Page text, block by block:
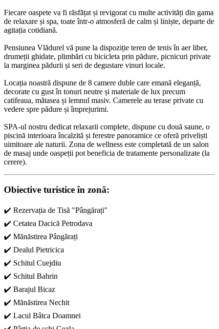
Fiecare oaspete va fi răsfățat și revigorat cu multe activități din gama
de relaxare și spa, toate într-o atmosferă de calm și liniște, departe de
agitația cotidiană.
Pensiunea Vlădurel vă pune la dispoziție teren de tenis în aer liber,
drumeții ghidate, plimbări cu bicicleta prin pădure, picnicuri private
la marginea pădurii și seri de degustare vinuri locale.
Locația noastră dispune de 8 camere duble care emană eleganță,
decorate cu gust în tonuri neutre și materiale de lux precum
catifeaua, mătasea și lemnul masiv. Camerele au terase private cu
vedere spre pădure și împrejurimi.
SPA-ul nostru dedicat relaxarii complete, dispune cu două saune, o
piscină interioara încalzită și ferestre panoramice ce oferă priveliști
uimitoare ale naturii. Zona de wellness este completată de un salon
de masaj unde oaspeții pot beneficia de tratamente personalizate (la
cerere).
Obiective turistice în zonă:
✔️ Rezervația de Tisă "Pângărați"
✔️ Cetatea Dacică Petrodava
✔️ Mănăstirea Pângărați
✔️ Dealul Pietricica
✔️ Schitul Cuejdiu
✔️ Schitul Bahrin
✔️ Barajul Bicaz
✔️ Mănăstirea Nechit
✔️ Lacul Bâtca Doamnei